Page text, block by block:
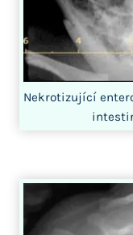
Nekrotizující